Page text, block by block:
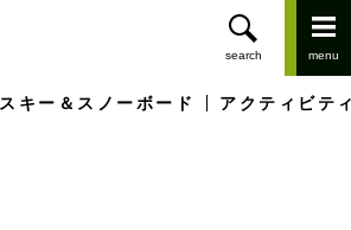
スキー＆スノーボード アクティビテ